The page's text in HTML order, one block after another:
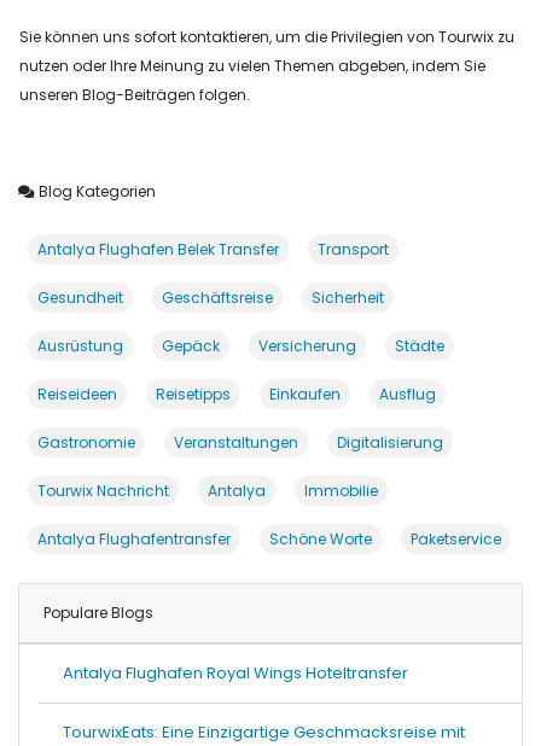
Sie können uns sofort kontaktieren, um die Privilegien von Tourwix zu
nutzen oder Ihre Meinung zu vielen Themen abgeben, indem Sie
unseren Blog-Beiträgen folgen.
Blog Kategorien
Antalya Flughafen Belek Transfer Transport
Gesundheit Geschäftsreise Sicherheit
Ausrüstung Gepäck Versicherung Städte
Reiseideen Reisetipps Einkaufen Ausflug
Gastronomie Veranstaltungen Digitalisierung
Tourwix Nachricht Antalya Immobilie
Antalya Flughafentransfer Schöne Worte Paketservice
Populare Blogs
Antalya Flughafen Royal Wings Hoteltransfer
TourwixEats: Eine Einzigartige Geschmacksreise mit